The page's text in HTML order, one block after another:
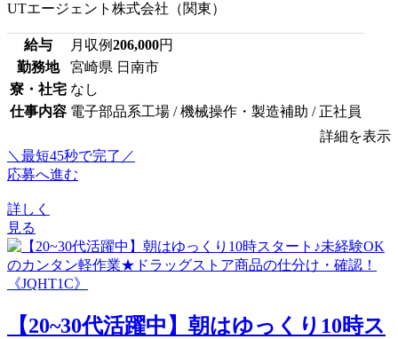
UTエージェント株式会社（関東）
給与 月収例206,000円
勤務地
宮崎県 日南市
寮・社宅 なし
仕事内容 電子部品系工場 / 機械操作・製造補助 / 正社員
詳細を表示
＼最短45秒で完了／
応募へ進む
詳しく
見る
【20~30代活躍中】朝はゆっくり10時ス